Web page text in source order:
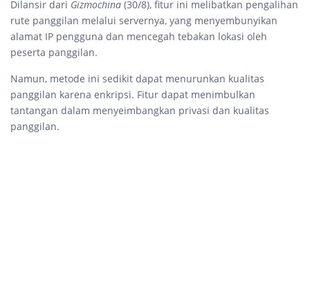
Dilansir dari Gizmochina (30/8), fitur ini melibatkan pengalihan
rute panggilan melalui servernya, yang menyembunyikan
alamat IP pengguna dan mencegah tebakan lokasi oleh
peserta panggilan.
Namun, metode ini sedikit dapat menurunkan kualitas
panggilan karena enkripsi. Fitur dapat menimbulkan
tantangan dalam menyeimbangkan privasi dan kualitas
panggilan.